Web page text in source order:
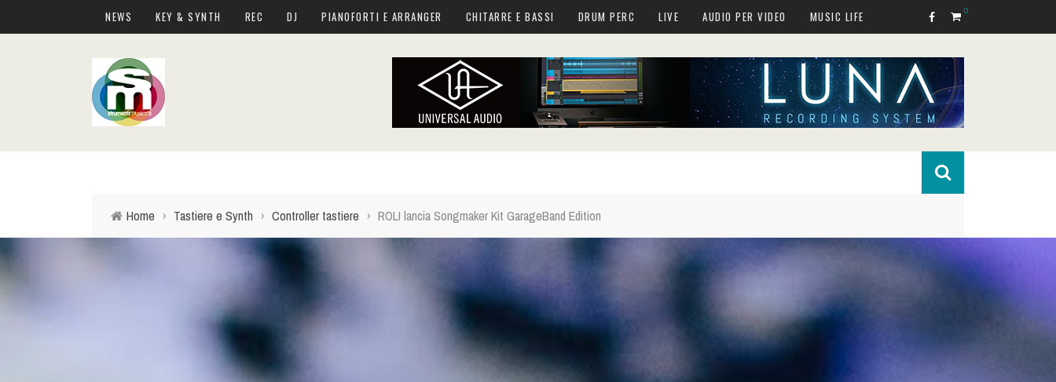
NEWS KEY & SYNTH REC DJ PIANOFORTI E ARRANGER CHITARRE E BASSI DRUM PERC LIVE AUDIO PER VIDEO MUSIC LIFE 0
Home › Tastiere e Synth › Controller tastiere › ROLI lancia Songmaker Kit GarageBand Edition